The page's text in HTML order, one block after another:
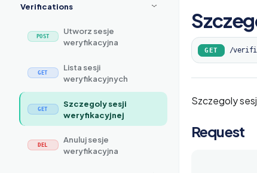
Verifications
Utworz sesje
weryfikacyjna
Lista sesji
weryfikacyjnych
Szczegoly sesji
weryfikacyjnej
Anuluj sesje
weryfikacyjna
GET /
Szczegoly
Request